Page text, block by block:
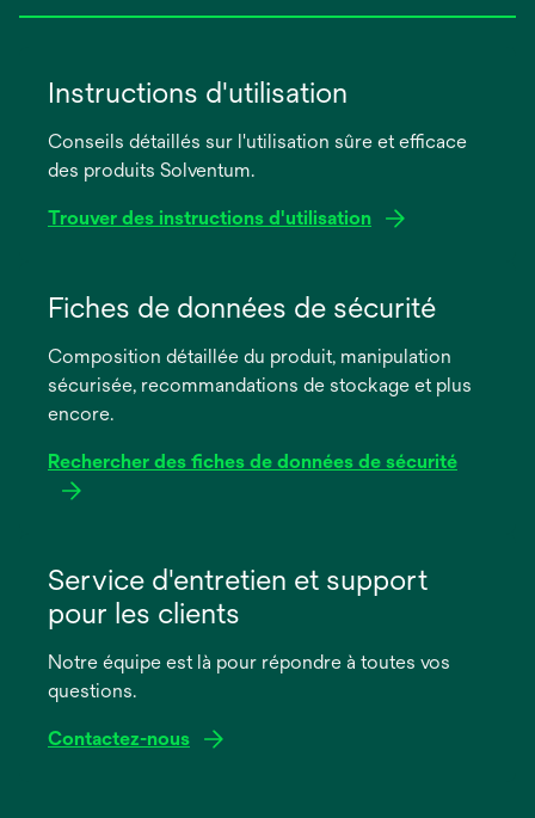
Instructions d'utilisation
Conseils détaillés sur l'utilisation sûre et efficace
des produits Solventum.
Trouver des instructions d'utilisation
dans
nouvel
onglet
Fiches de données de sécurité
Composition détaillée du produit, manipulation
sécurisée, recommandations de stockage et plus
encore.
Rechercher des fiches de données de sécurité
dans
nouvel
onglet
Service d'entretien et support
pour les clients
Notre équipe est là pour répondre à toutes vos
questions.
Contactez-nous